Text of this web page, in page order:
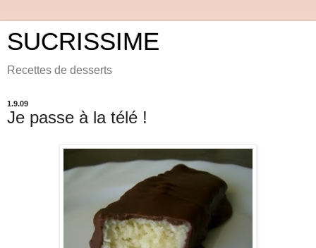
SUCRISSIME
Recettes de desserts
1.9.09
Je passe à la télé !